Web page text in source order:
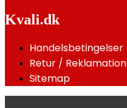
Kvali.dk
Handelsbetingelser
Retur / Reklamation
Sitemap